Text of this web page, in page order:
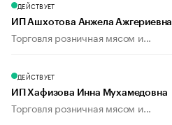
ДЕЙСТВУЕТ
ИП Ашхотова Анжела Ажгериевна
Торговля розничная мясом и...
ДЕЙСТВУЕТ
ИП Хафизова Инна Мухамедовна
Торговля розничная мясом и...